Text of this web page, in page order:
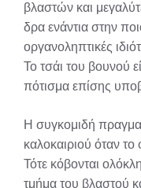
βλαστών και
δρα ενάντια στην
οργανοληπτικές
Το τσάι του βουνού
πότισμα επίσης
Η συγκομιδή
καλοκαιριού όταν
Τότε κόβονται
τμήμα του βλαστού